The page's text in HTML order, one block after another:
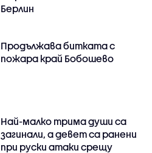
Берлин
Продължава битката с
пожара край Бобошево
Най-малко трима души са
загинали, а девет са ранени
при руски атаки срещу